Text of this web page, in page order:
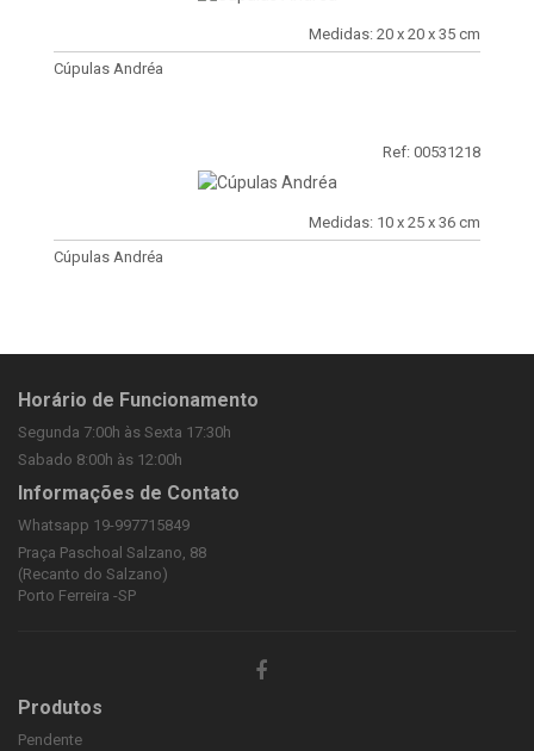
Medidas: 20 x 20 x 35 cm
Cúpulas Andréa
Ref: 00531218
Medidas: 10 x 25 x 36 cm
Cúpulas Andréa
Horário de Funcionamento
Segunda 7:00h às Sexta 17:30h
Sabado 8:00h às 12:00h
Informações de Contato
Whatsapp 19-997715849
Praça Paschoal Salzano, 88
(Recanto do Salzano)
Porto Ferreira -SP
Produtos
Pendente